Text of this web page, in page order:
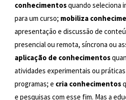
conhecimentosquando seleciona
para um curso; mobiliza
apresentação e discussão de
presencial ou remota, síncrona ou
aplicação de conhecimentos
atividades experimentais ou
programas; e cria conhecimentos
e pesquisas com esse fim. Mas a